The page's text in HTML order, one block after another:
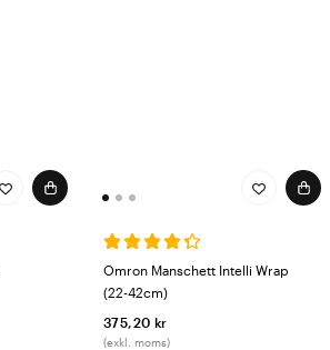
Omron Manschett Intelli Wrap
(22-42cm)
375,20 kr
(exkl. moms)